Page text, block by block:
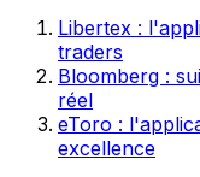
Libertex :
traders
Bloomberg :
réel
eToro :
excellence